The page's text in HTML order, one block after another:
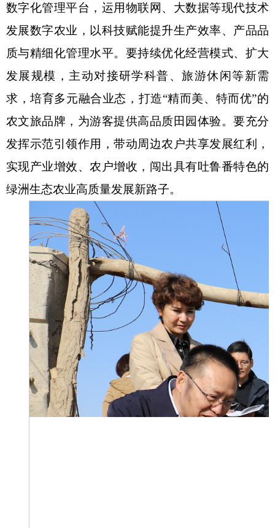
数字化管理平台，运用物联网、大数据等现代技术
发展数字农业，以科技赋能提升生产效率、产品品
质与精细化管理水平。要持续优化经营模式、扩大
发展规模，主动对接研学科普、旅游休闲等新需
求，培育多元融合业态，打造“精而美、特而优”的
农文旅品牌，为游客提供高品质田园体验。要充分
发挥示范引领作用，带动周边农户共享发展红利，
实现产业增效、农户增收，闯出具有吐鲁番特色的
绿洲生态农业高质量发展新路子。